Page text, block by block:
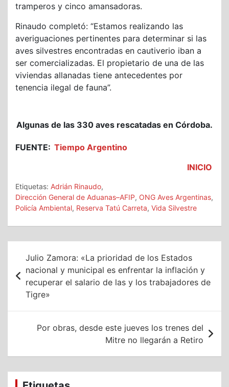
tramperos y cinco amansadoras.
Rinaudo completó: “Estamos realizando las
averiguaciones pertinentes para determinar si las
aves silvestres encontradas en cautiverio iban a
ser comercializadas. El propietario de una de las
viviendas allanadas tiene antecedentes por
tenencia ilegal de fauna”.
Algunas de las 330 aves rescatadas en Córdoba.
FUENTE: Tiempo Argentino
INICIO
Etiquetas: Adrián Rinaudo,
Dirección General de Aduanas–AFIP, ONG Aves Argentinas,
Policía Ambiental, Reserva Tatú Carreta, Vida Silvestre
Navegación
de
entradas
Julio Zamora: «La prioridad de los Estados
nacional y municipal es enfrentar la inflación y
recuperar el salario de las y los trabajadores de
Tigre»
Por obras, desde este jueves los trenes del
Mitre no llegarán a Retiro